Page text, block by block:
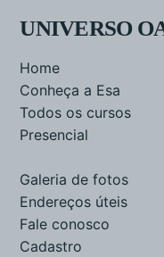
UNIVERSO
Home
Conheça a Esa
Todos os cursos
Presencial
Galeria de fotos
Endereços úteis
Fale conosco
Cadastro